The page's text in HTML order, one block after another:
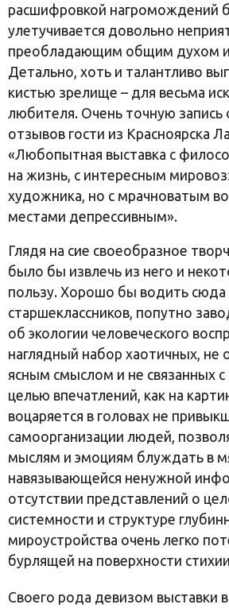
расшифровкой нагромождений
улетучивается довольно
преобладающим общим духом
Детально, хоть и талантливо
кистью зрелище – для весьма
любителя. Очень точную запись
отзывов гости из Красноярска
«Любопытная выставка с
на жизнь, с интересным
художника, но с мрачноватым
местами депрессивным».
Глядя на сие своеобразное
было бы извлечь из него и
пользу. Хорошо бы водить сюда
старшеклассников, попутно
об экологии человеческого
наглядный набор хаотичных, не
ясным смыслом и не связанных
целью впечатлений, как на
воцаряется в головах не
самоорганизации людей,
мыслям и эмоциям блуждать в
навязывающейся ненужной
отсутствии представлений о
системности и структуре
мироустройства очень легко
бурлящей на поверхности
Своего рода девизом выставки